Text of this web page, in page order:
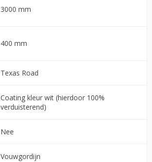
3000 mm
400 mm
Texas Road
Coating kleur wit (hierdoor 100%
verduisterend)
Nee
Vouwgordijn